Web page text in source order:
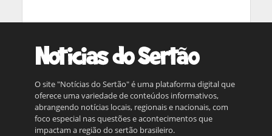
O site "Notícias do Sertão" é uma plataforma digital que
oferece uma variedade de conteúdos informativos,
abrangendo notícias locais, regionais e nacionais, com
foco especial nas questões e acontecimentos que
impactam a região do sertão brasileiro.